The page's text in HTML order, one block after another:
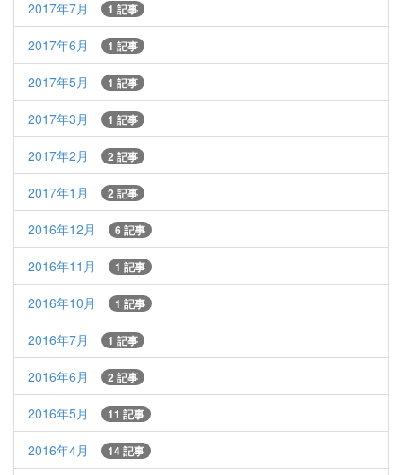
2017年7月 1 記事
2017年6月 1 記事
2017年5月 1 記事
2017年3月 1 記事
2017年2月 2 記事
2017年1月 2 記事
2016年12月 6 記事
2016年11月 1 記事
2016年10月 1 記事
2016年7月 1 記事
2016年6月 2 記事
2016年5月 11 記事
2016年4月 14 記事